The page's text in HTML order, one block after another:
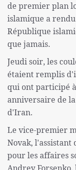
de premier plan
islamique a
République
que jamais.
Jeudi soir, les
étaient remplis
qui ont participé
anniversaire de
d'Iran.
Le vice-premier
Novak,
pour les affaires